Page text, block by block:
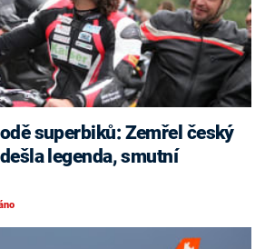
superbiků: Zemřel český
legenda, smutní